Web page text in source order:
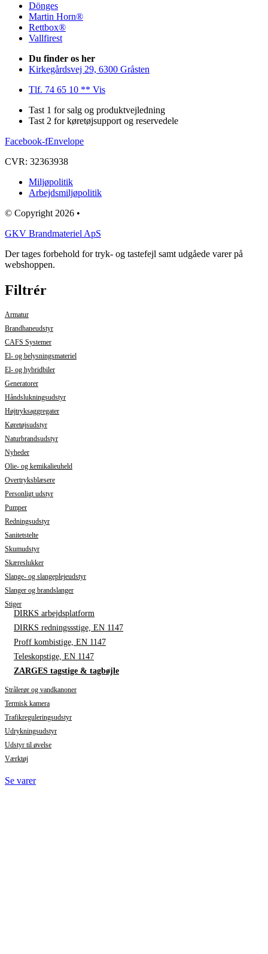
Dönges
Martin Horn®
Rettbox®
Vallfirest
Du finder os her
Kirkegårdsvej 29, 6300 Gråsten
Tlf. 74 65 10 ** Vis
Tast 1 for salg og produktvejledning
Tast 2 for køretøjsupport og reservedele
Facebook-fEnvelope
CVR: 32363938
Miljøpolitik
Arbejdsmiljøpolitik
© Copyright 2026 •
GKV Brandmateriel ApS
Der tages forbehold for tryk- og tastefejl samt udgåede varer på
webshoppen.
Filtrér
Armatur
Brandhaneudstyr
CAFS Systemer
El- og belysningsmateriel
El- og hybridbiler
Generatorer
Håndslukningsudstyr
Højtryksaggregater
Køretøjsudstyr
Naturbrandsudstyr
Nyheder
Olie- og kemikalieuheld
Overtryksblæsere
Personligt udstyr
Pumper
Redningsudstyr
Sanitetstelte
Skumudstyr
Skæreslukker
Slange- og slangeplejeudstyr
Slanger og brandslanger
Stiger
DIRKS arbejdsplatform
DIRKS redningssstige, EN 1147
Proff kombistige, EN 1147
Teleskopstige, EN 1147
ZARGES tagstige & tagbøjle
Strålerør og vandkanoner
Termisk kamera
Trafikreguleringsudstyr
Udrykningsudstyr
Udstyr til øvelse
Værktøj
Se varer